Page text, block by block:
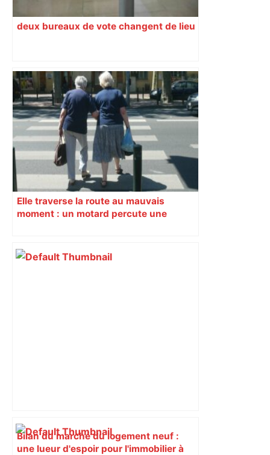
deux bureaux de vote changent de lieu
Elle traverse la route au mauvais
moment : un motard percute une
est entre la vie et la mort
Bilan du marché du logement neuf :
une lueur d'espoir pour l'immobilier à